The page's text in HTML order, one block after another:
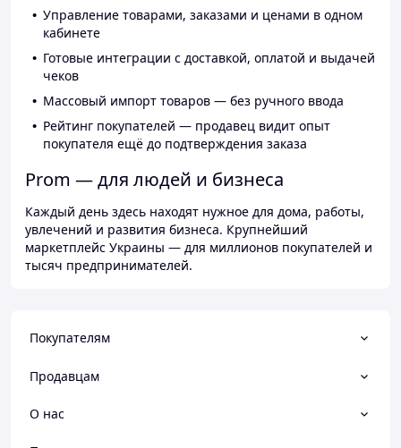
Управление товарами, заказами и ценами в одном
кабинете
Готовые интеграции с доставкой, оплатой и выдачей
чеков
Массовый импорт товаров — без ручного ввода
Рейтинг покупателей — продавец видит опыт
покупателя ещё до подтверждения заказа
Prom — для людей и бизнеса
Каждый день здесь находят нужное для дома, работы,
увлечений и развития бизнеса. Крупнейший
маркетплейс Украины — для миллионов покупателей и
тысяч предпринимателей.
Покупателям
Продавцам
О нас